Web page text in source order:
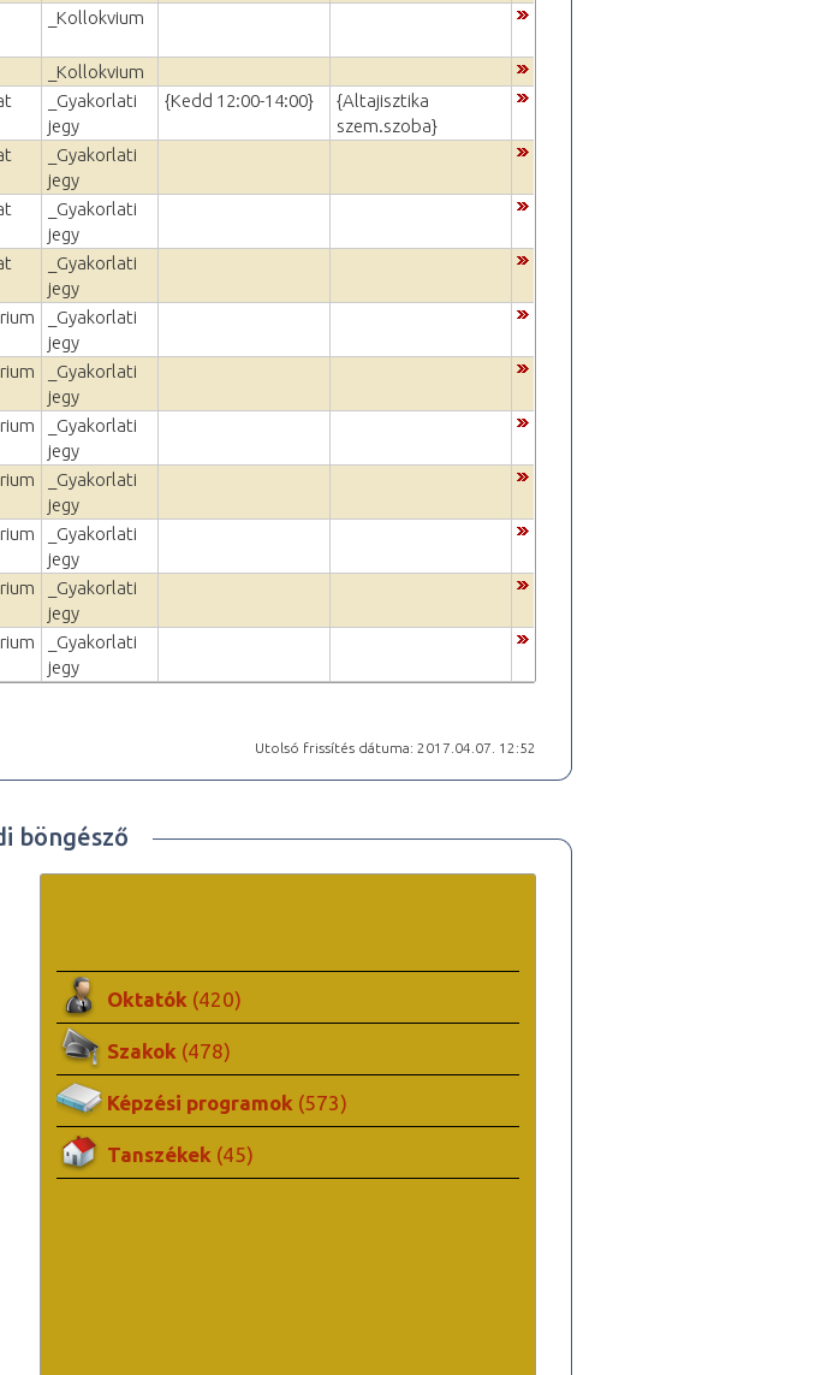
_Kollokvium
_Kollokvium
_Gyakorlati
jegy
{Kedd 12:00-14:00}
{Altajisztika
szem.szoba}
_Gyakorlati
jegy
_Gyakorlati
jegy
_Gyakorlati
jegy
_Gyakorlati
jegy
_Gyakorlati
jegy
_Gyakorlati
jegy
_Gyakorlati
jegy
_Gyakorlati
jegy
_Gyakorlati
jegy
_Gyakorlati
jegy
Utolsó frissítés dátuma: 2017.04.07. 12:52
böngésző
Oktatók (420)
Szakok (478)
Képzési programok (573)
Tanszékek (45)